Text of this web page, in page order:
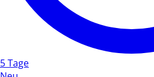
5 Tage